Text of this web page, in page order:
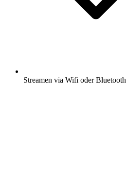
Streamen via Wifi oder Bluetooth